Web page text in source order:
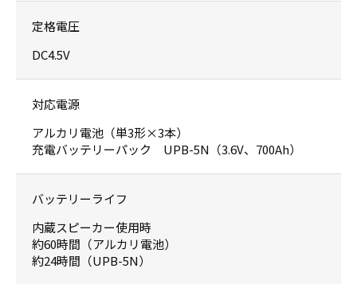
定格電圧
DC4.5V
対応電源
アルカリ電池（単3形×3本）
充電バッテリーパック UPB-5N（3.6V、700Ah）
バッテリーライフ
内蔵スピーカー使用時
約60時間（アルカリ電池）
約24時間（UPB-5N）